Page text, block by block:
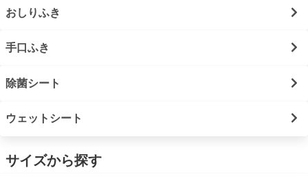
おしりふき
手口ふき
除菌シート
ウェットシート
サイズから探す